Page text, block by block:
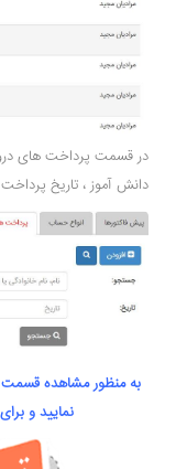
در قسمت پرداخت های
دانش آموز ، تاریخ
به منظور مشاهده قسمت
نمایید و